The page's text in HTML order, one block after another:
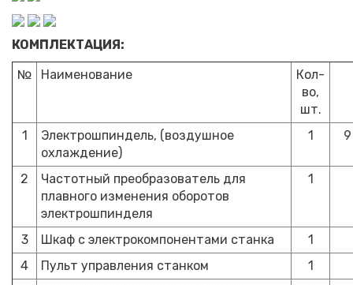
КОМПЛЕКТАЦИЯ:
№
Наименование
Кол-
во,
шт.
1
Электрошпиндель, (воздушное
охлаждение)
1
2
Частотный преобразователь для
плавного изменения оборотов
электрошпинделя
1
3 Шкаф с электрокомпонентами станка
1
4
Пульт управления станком
1